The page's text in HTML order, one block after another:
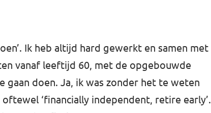
Ik heb altijd hard gewerkt en samen met
vanaf leeftijd 60, met de opgebouwde
gaan doen. Ja, ik was zonder het te weten
‘financially independent, retire early’.